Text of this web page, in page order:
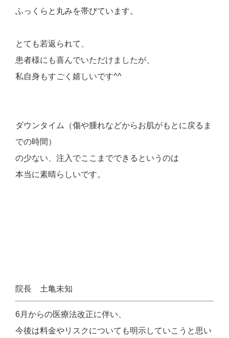
ふっくらと丸みを帯びています。
とても若返られて、
患者様にも喜んでいただけましたが、
私自身もすごく嬉しいです^^
ダウンタイム（傷や腫れなどからお肌がもとに戻るま
での時間）
の少ない、注入でここまでできるというのは
本当に素晴らしいです。
院長 土亀未知
6月からの医療法改正に伴い、
今後は料金やリスクについても明示していこうと思い